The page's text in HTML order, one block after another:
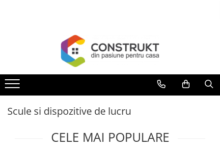
Termoseminee, seminee si sobe
Cazane pe combustibil solid
Cazane pe combustibil gazos/lichid
Aeroterme si destratificatoare de
Scule si dispozitive de lucru
CELE MAI POPULARE